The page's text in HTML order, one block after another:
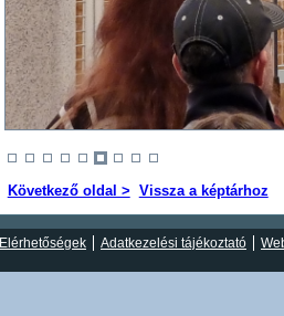
Következő oldal > Vissza a képtárhoz
Elérhetőségek Adatkezelési tájékoztató